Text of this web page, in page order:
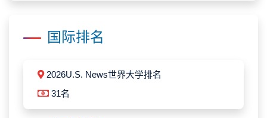
国际排名
2026U.S. News世界大学排名
31名